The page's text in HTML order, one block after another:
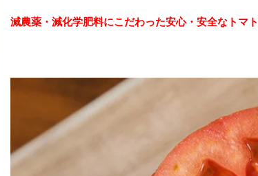
減農薬・減化学肥料にこだわった安心・安全なトマト
『株式会社 大阪屋』
予約注文：魚沼の定番 まるつた
のなす漬け 深雪なす
『農房 丸蔦食品』